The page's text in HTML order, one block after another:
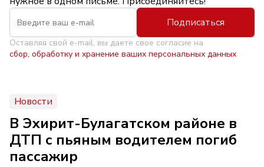
Подписаться
Оставляя свой e-mail, вы даете свое согласие на
сбор, обработку и хранение ваших персональных данных
Новости
В Эхирит-Булагатском районе в
ДТП с пьяным водителем погиб
пассажир